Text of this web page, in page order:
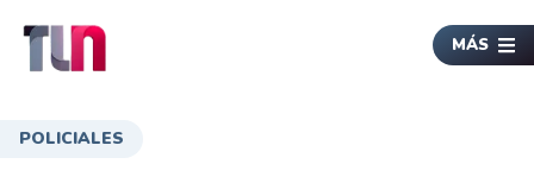
MÁS
POLICIALES